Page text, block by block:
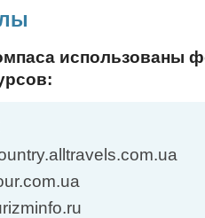
использованы